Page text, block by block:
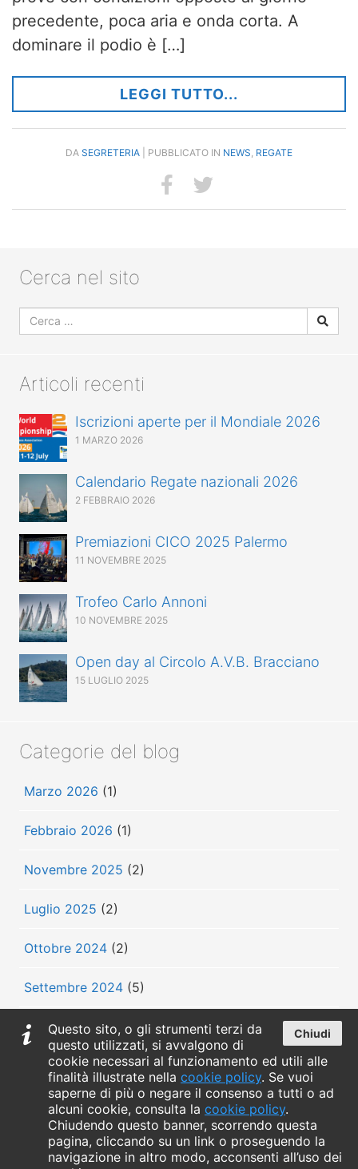
Chiudi
Questo sito, o gli strumenti terzi da
questo utilizzati, si avvalgono di
cookie necessari al funzionamento ed utili alle
finalità illustrate nella cookie policy. Se vuoi
saperne di più o negare il consenso a tutti o ad
alcuni cookie, consulta la cookie policy.
Chiudendo questo banner, scorrendo questa
pagina, cliccando su un link o proseguendo la
navigazione in altro modo, acconsenti all’uso dei
precedente, poca aria e onda corta. A
dominare il podio è […]
LEGGI TUTTO...
DA SEGRETERIA | PUBBLICATO IN NEWS REGATE
Cerca nel sito
Articoli recenti
Iscrizioni aperte per il Mondiale 2026
1 MARZO 2026
Calendario Regate nazionali 2026
2 FEBBRAIO 2026
Premiazioni CICO 2025 Palermo
11 NOVEMBRE 2025
Trofeo Carlo Annoni
10 NOVEMBRE 2025
Open day al Circolo A.V.B. Bracciano
15 LUGLIO 2025
Categorie del blog
Marzo 2026 (1)
Febbraio 2026 (1)
Novembre 2025 (2)
Luglio 2025 (2)
Ottobre 2024 (2)
Settembre 2024 (5)
Luglio 2024(3)
Giugno 2024(3)
Maggio 2024(7)
Aprile 2024 (10)
Menù
Classe 2.4
Associazione